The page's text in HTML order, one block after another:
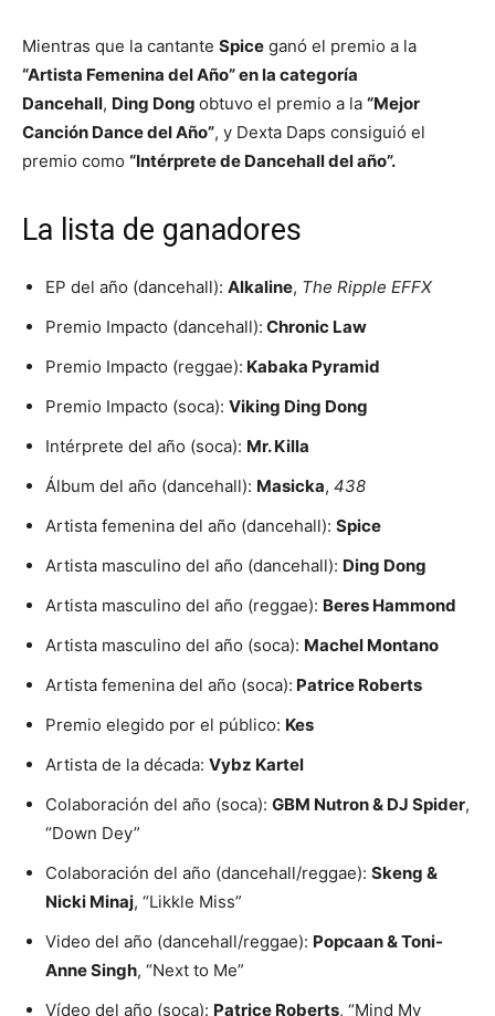
Mientras que la cantante Spice ganó el premio a la
“Artista Femenina del Año” en la categoría
Dancehall, Ding Dong obtuvo el premio a la “Mejor
Canción Dance del Año”, y Dexta Daps consiguió el
premio como “Intérprete de Dancehall del año”.
La lista de ganadores
EP del año (dancehall): Alkaline, The Ripple EFFX
Premio Impacto (dancehall): Chronic Law
Premio Impacto (reggae): Kabaka Pyramid
Premio Impacto (soca): Viking Ding Dong
Intérprete del año (soca): Mr. Killa
Álbum del año (dancehall): Masicka, 438
Artista femenina del año (dancehall): Spice
Artista masculino del año (dancehall): Ding Dong
Artista masculino del año (reggae): Beres Hammond
Artista masculino del año (soca): Machel Montano
Artista femenina del año (soca): Patrice Roberts
Premio elegido por el público: Kes
Artista de la década: Vybz Kartel
Colaboración del año (soca): GBM Nutron & DJ Spider,
“Down Dey”
Colaboración del año (dancehall/reggae): Skeng &
Nicki Minaj, “Likkle Miss”
Video del año (dancehall/reggae): Popcaan & Toni-
Anne Singh, “Next to Me”
Vídeo del año (soca): Patrice Roberts, “Mind My